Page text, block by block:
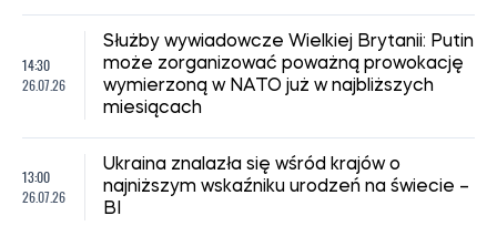
14:30
26.07.26
Służby wywiadowcze Wielkiej Brytanii: Putin
może zorganizować poważną prowokację
wymierzoną w NATO już w najbliższych
miesiącach
13:00
26.07.26
Ukraina znalazła się wśród krajów o
najniższym wskaźniku urodzeń na świecie –
BI